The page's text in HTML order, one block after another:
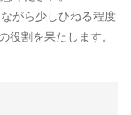
がら少しひねる程度
役割を果たします。